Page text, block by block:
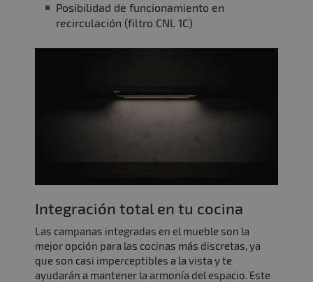
Posibilidad de funcionamiento en
recirculación (filtro CNL 1C)
Integración total en tu cocina
Las campanas integradas en el mueble son la
mejor opción para las cocinas más discretas, ya
que son casi imperceptibles a la vista y te
ayudarán a mantener la armonía del espacio. Este